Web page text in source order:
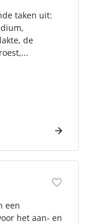
taken uit:
de
een
het aan- en